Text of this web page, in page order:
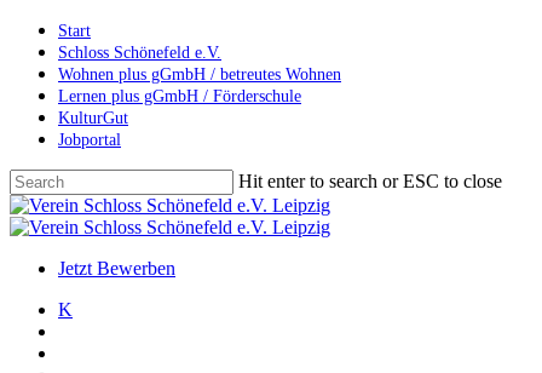
Skip
main
content
Start
Schloss Schönefeld e.V.
Wohnen plus gGmbH / betreutes Wohnen
Lernen plus gGmbH / Förderschule
KulturGut
Jobportal
Hit enter to search or ESC to close
Close
Search
search
account
Menu
Jetzt Bewerben
K